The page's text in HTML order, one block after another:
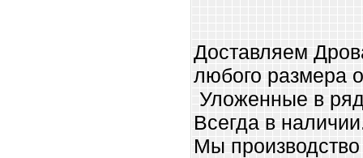
Доставляем
любого размера
Уложенные в
Всегда в
Мы